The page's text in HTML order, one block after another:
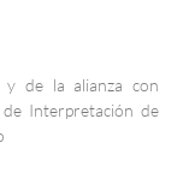
y de la alianza con
Interpretación de